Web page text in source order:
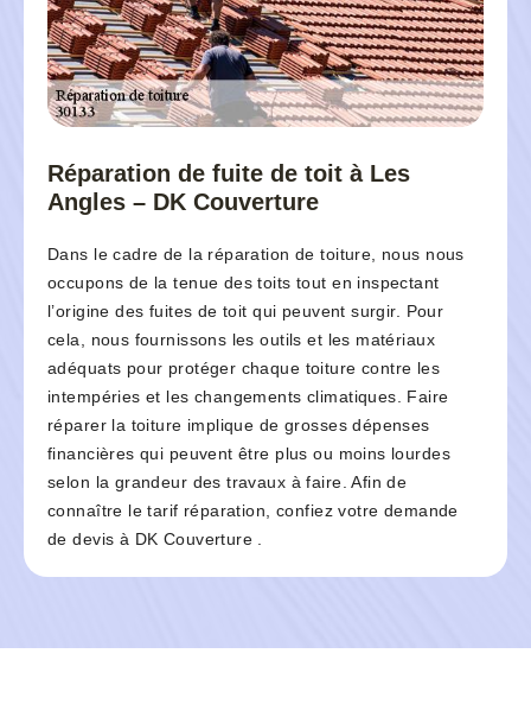
Réparation de fuite de toit à Les
Angles – DK Couverture
Dans le cadre de la réparation de toiture, nous nous
occupons de la tenue des toits tout en inspectant
l’origine des fuites de toit qui peuvent surgir. Pour
cela, nous fournissons les outils et les matériaux
adéquats pour protéger chaque toiture contre les
intempéries et les changements climatiques. Faire
réparer la toiture implique de grosses dépenses
financières qui peuvent être plus ou moins lourdes
selon la grandeur des travaux à faire. Afin de
connaître le tarif réparation, confiez votre demande
de devis à DK Couverture .